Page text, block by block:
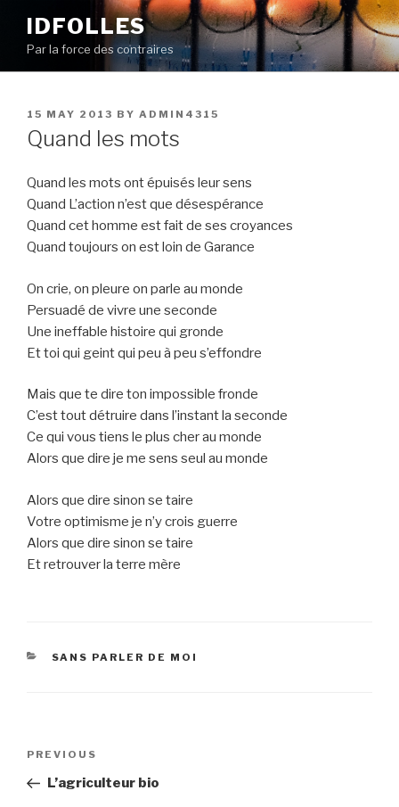
content
IDFOLLES
Par la force des contraires
POSTED
ON
15 MAY 2013 BY ADMIN4315
Quand les mots
Quand les mots ont épuisés leur sens
Quand L’action n’est que désespérance
Quand cet homme est fait de ses croyances
Quand toujours on est loin de Garance
On crie, on pleure on parle au monde
Persuadé de vivre une seconde
Une ineffable histoire qui gronde
Et toi qui geint qui peu à peu s’effondre
Mais que te dire ton impossible fronde
C’est tout détruire dans l’instant la seconde
Ce qui vous tiens le plus cher au monde
Alors que dire je me sens seul au monde
Alors que dire sinon se taire
Votre optimisme je n’y crois guerre
Alors que dire sinon se taire
Et retrouver la terre mère
CATEGORIES
SANS PARLER DE MOI
Previous
Post
PREVIOUS
L’agriculteur bio